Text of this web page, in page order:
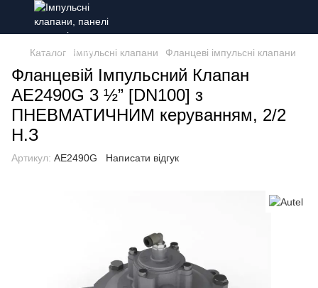
Каталог Імпульсні клапани Фланцеві імпульсні клапани
Фланцевій Імпульсний Клапан
AE2490G 3 ½” [DN100] з
ПНЕВМАТИЧНИМ керуванням, 2/2
Н.З
Артикул: AE2490G Написати відгук